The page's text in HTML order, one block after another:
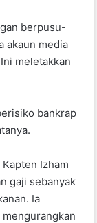
berpusu-
akaun media
meletakkan
bankrap
Izham
gaji sebanyak
Ia